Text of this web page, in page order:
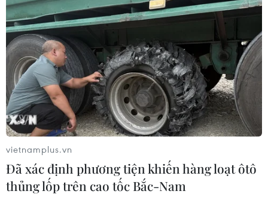
vietnamplus.vn
Đã xác định phương tiện khiến hàng loạt ôtô
thủng lốp trên cao tốc Bắc-Nam